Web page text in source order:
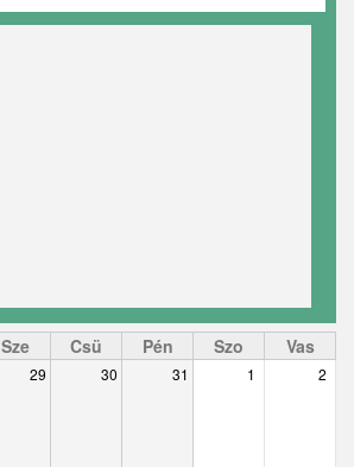
Sze Csü Pén Szo Vas
29 30 31 1 2